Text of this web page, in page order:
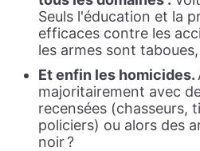
Seuls l'éducation et la
efficaces contre les
les armes sont
Et enfin les homicides.
majoritairement avec
recensées (chasseurs,
policiers) ou alors des
noir ?